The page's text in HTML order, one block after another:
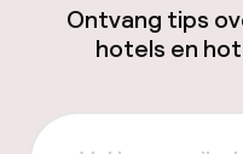
Ontvang tips
hotels en